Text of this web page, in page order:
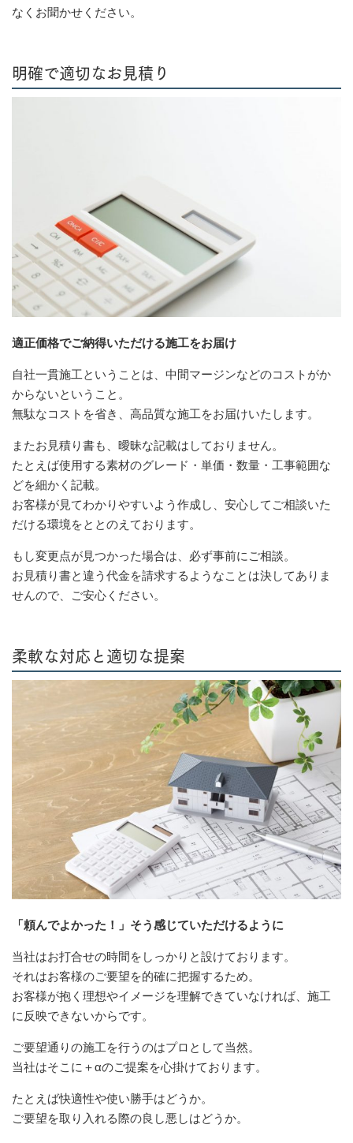
なくお聞かせください。
明確で適切なお見積り
適正価格でご納得いただける施工をお届け
自社一貫施工ということは、中間マージンなどのコストがか
からないということ。
無駄なコストを省き、高品質な施工をお届けいたします。
またお見積り書も、曖昧な記載はしておりません。
たとえば使用する素材のグレード・単価・数量・工事範囲な
どを細かく記載。
お客様が見てわかりやすいよう作成し、安心してご相談いた
だける環境をととのえております。
もし変更点が見つかった場合は、必ず事前にご相談。
お見積り書と違う代金を請求するようなことは決してありま
せんので、ご安心ください。
柔軟な対応と適切な提案
「頼んでよかった！」そう感じていただけるように
当社はお打合せの時間をしっかりと設けております。
それはお客様のご要望を的確に把握するため。
お客様が抱く理想やイメージを理解できていなければ、施工
に反映できないからです。
ご要望通りの施工を行うのはプロとして当然。
当社はそこに＋αのご提案を心掛けております。
たとえば快適性や使い勝手はどうか。
ご要望を取り入れる際の良し悪しはどうか。